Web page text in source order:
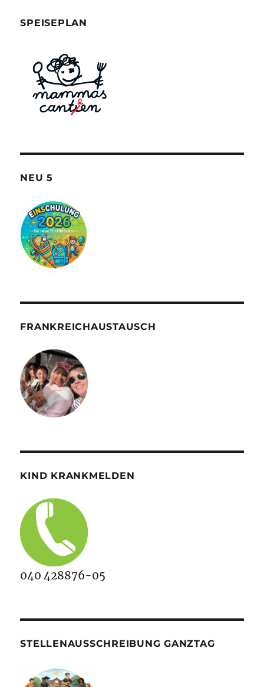
SPEISEPLAN
NEU 5
FRANKREICHAUSTAUSCH
KIND KRANKMELDEN
040 428876-05
STELLENAUSSCHREIBUNG GANZTAG